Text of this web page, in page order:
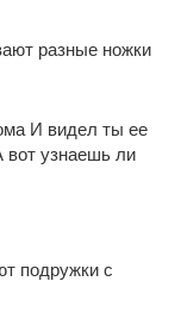
разные ножки
И видел ты ее
вот узнаешь ли
подружки с